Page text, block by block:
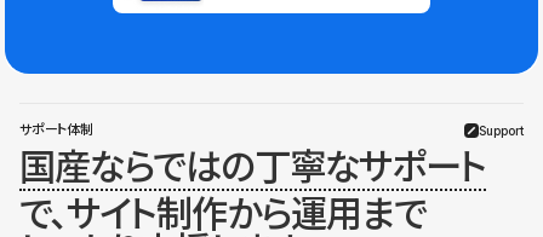
サポート体制 Support
国産ならではの丁寧なサポート
で、サイト制作から運用まで